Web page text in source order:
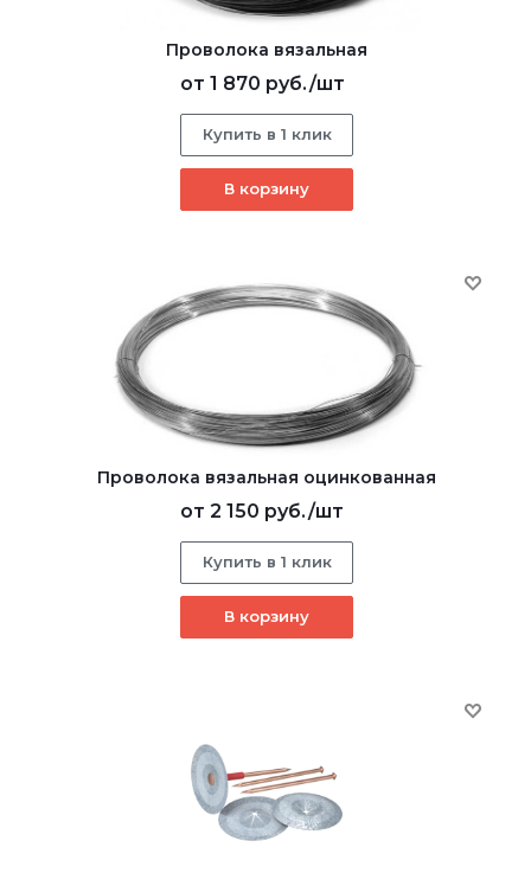
Проволока вязальная
от 1 870 руб./шт
Купить в 1 клик
В корзину
Проволока вязальная оцинкованная
от 2 150 руб./шт
Купить в 1 клик
В корзину